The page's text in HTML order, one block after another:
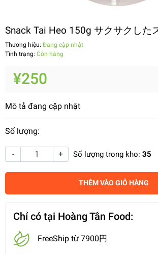
Snack Tai Heo 150g サクサクした
Thương hiệu: Đang cập nhật
Tình trạng: Còn hàng
¥250
Mô tả đang cập nhật
Số lượng:
- + Số lượng trong kho: 35
THÊM VÀO GIỎ HÀNG
Chỉ có tại Hoàng Tân Food:
FreeShip từ 7900円